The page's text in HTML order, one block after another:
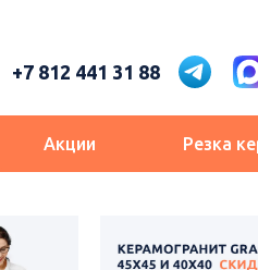
+7 812 441 31 88
Акции Резка